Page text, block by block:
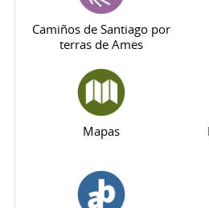
Camiños de Santiago por
terras de Ames
Mapas